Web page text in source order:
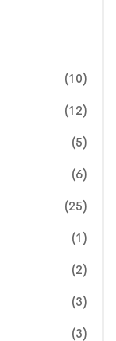
(10)
(12)
(5)
(6)
(25)
(1)
(2)
(3)
(3)